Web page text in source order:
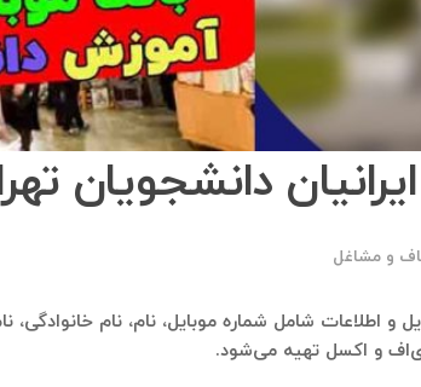
دانشجویان
و مشاغل
و اطلاعات شامل شماره موبایل، نام، نام
و اکسل تهیه می‌شود.